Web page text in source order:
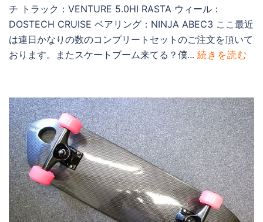
チ トラック：VENTURE 5.0HI RASTA ウィール：
DOSTECH CRUISE ベアリング：NINJA ABEC3 ここ最近
は連日かなりの数のコンプリートセットのご注文を頂いて
おります。またスケートブーム来てる？僕... 続きを読む